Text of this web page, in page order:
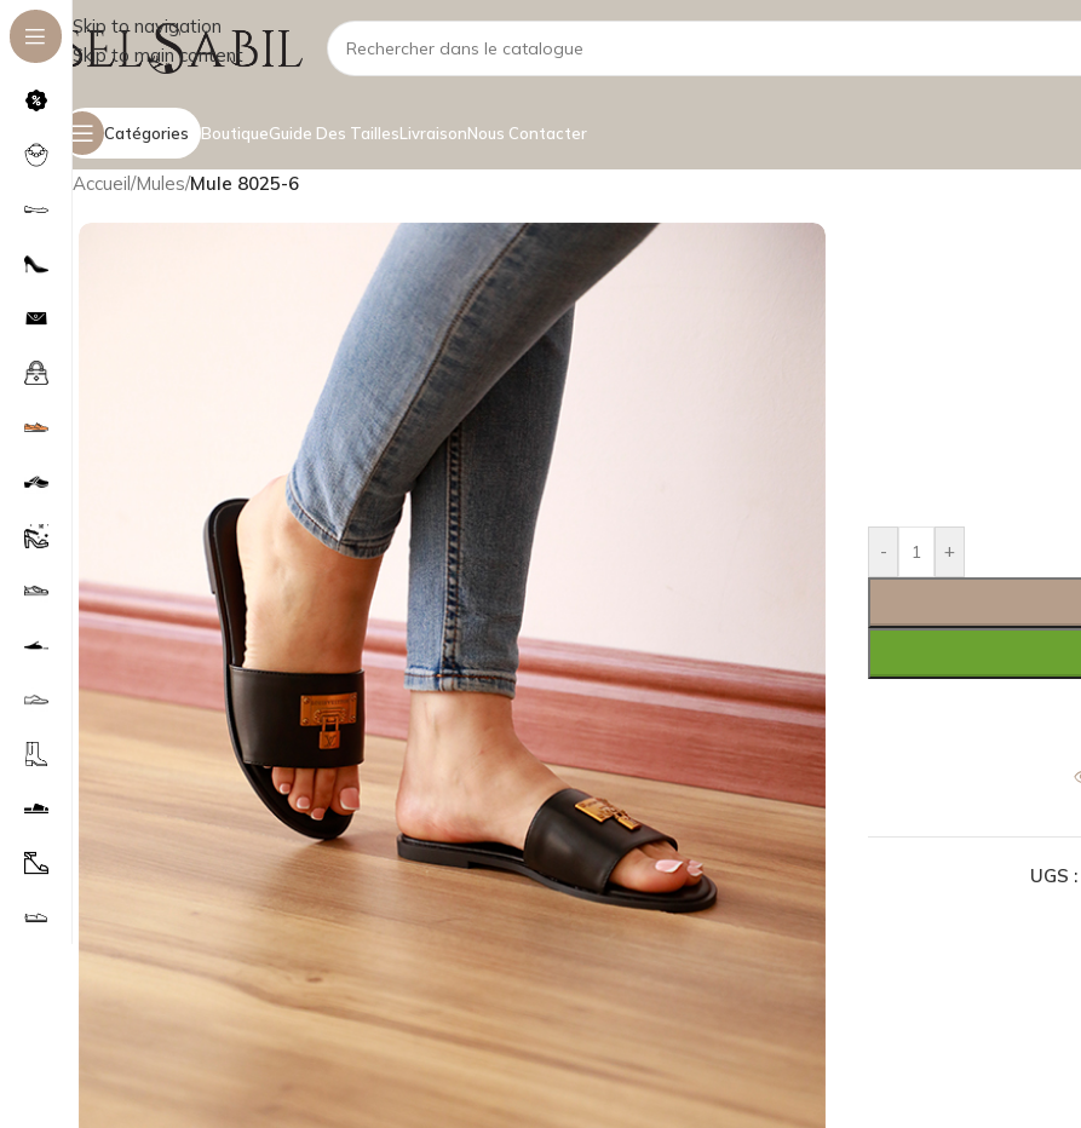
Skip to navigation
Skip to main content
Catégories BoutiqueGuide Des TaillesLivraisonNous Contacter
Accueil/Mules/Mule 8025-6
- +
UGS :